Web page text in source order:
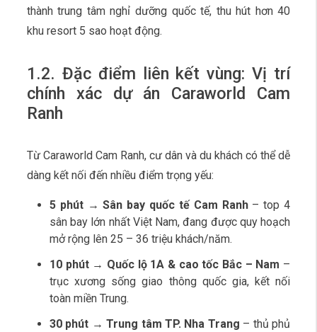
thành trung tâm nghỉ dưỡng quốc tế, thu hút hơn 40
khu resort 5 sao hoạt động.
1.2. Đặc điểm liên kết vùng: Vị trí
chính xác dự án Caraworld Cam
Ranh
Từ Caraworld Cam Ranh, cư dân và du khách có thể dễ
dàng kết nối đến nhiều điểm trọng yếu:
5 phút → Sân bay quốc tế Cam Ranh– top 4
sân bay lớn nhất Việt Nam, đang được quy hoạch
mở rộng lên 25 – 36 triệu khách/năm.
10 phút → Quốc lộ 1A & cao tốc Bắc – Nam –
trục xương sống giao thông quốc gia, kết nối
toàn miền Trung.
30 phút → Trung tâm TP. Nha Trang – thủ phủ